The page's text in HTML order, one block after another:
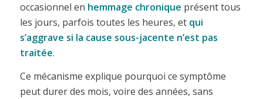
occasionnel en hemmage chronique présent tous
les jours, parfois toutes les heures, et qui
s’aggrave si la cause sous-jacente n’est pas
traitée.
Ce mécanisme explique pourquoi ce symptôme
peut durer des mois, voire des années, sans